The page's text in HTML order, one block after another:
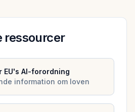
ressourcer
EU's AI-forordning
information om loven